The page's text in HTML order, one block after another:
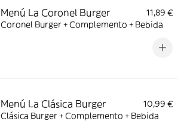
Menú La Coronel Burger
11,89 €
Coronel Burger + Complemento + Bebida
Menú La Clásica Burger
10,99 €
Clásica Burger + Complemento + Bebida